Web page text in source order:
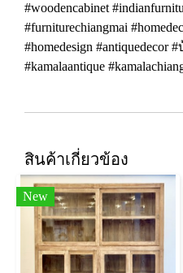
#woodencabinet
#furniturechiangmai
#homedesign #antiquedecor
#kamalaantique
สินค้าเกี่ยวข้อง
New